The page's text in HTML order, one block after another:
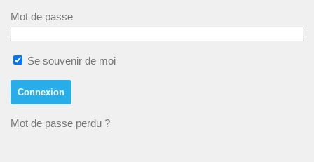
Mot de passe
Se souvenir de moi
Mot de passe perdu ?